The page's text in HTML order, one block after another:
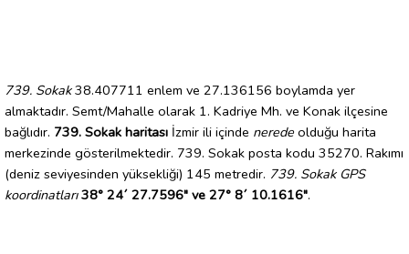
739. Sokak38.407711 enlem ve 27.136156 boylamda yer
almaktadır. Semt/Mahalle olarak 1. Kadriye Mh. ve Konak ilçesine
bağlıdır. 739. Sokak haritası İzmir ili içinde nerede olduğu harita
merkezinde gösterilmektedir. 739. Sokak posta kodu 35270. Rakımı
(deniz seviyesinden yüksekliği) 145 metredir. 739. Sokak GPS
koordinatları 38° 24´ 27.7596" ve 27° 8´ 10.1616".